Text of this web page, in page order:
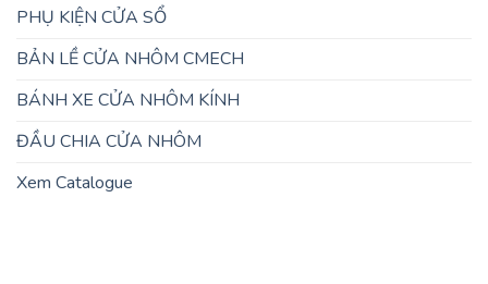
PHỤ KIỆN CỬA SỔ
BẢN LỀ CỬA NHÔM CMECH
BÁNH XE CỬA NHÔM KÍNH
ĐẦU CHIA CỬA NHÔM
Xem Catalogue